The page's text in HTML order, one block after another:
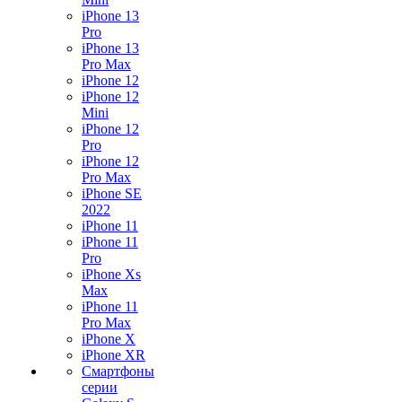
iPhone 13
Pro
iPhone 13
Pro Max
iPhone 12
iPhone 12
Mini
iPhone 12
Pro
iPhone 12
Pro Max
iPhone SE
2022
iPhone 11
iPhone 11
Pro
iPhone Xs
Max
iPhone 11
Pro Max
iPhone X
iPhone XR
Смартфоны
серии